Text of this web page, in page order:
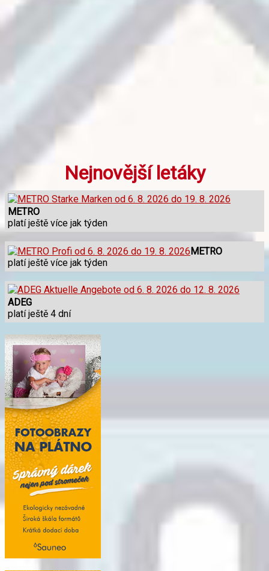
Nejnovější letáky
METRO
platí ještě více jak týden
METRO
platí ještě více jak týden
ADEG
platí ještě 4 dní